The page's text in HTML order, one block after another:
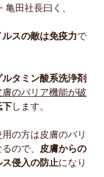
田社長曰く、
ルスの敵は免疫力で
タミン酸系洗浄剤
膚のバリア機能が破
下します。
の方は皮膚のバリ
ので、 皮膚からの
侵入の防止になり